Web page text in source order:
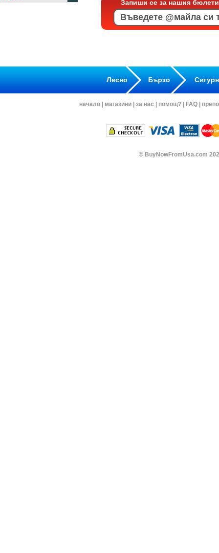
Запиши се за нашия
Лесно Бързо
начало магазини за нас помощ? FAQ
© BuyNowFromUsa.com